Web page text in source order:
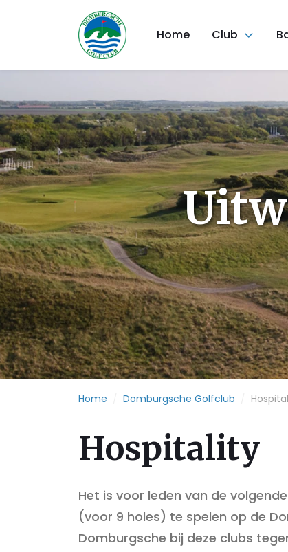
Home Club
Home Domburgsche Golfclub
Hospitality
Het is voor leden van de
(voor 9 holes) te spelen op de
Domburgsche bij deze clubs